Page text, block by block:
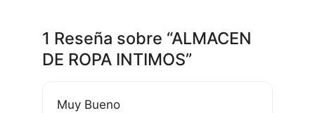
1 Reseña sobre “ALMACEN
DE ROPA INTIMOS”
Muy Bueno